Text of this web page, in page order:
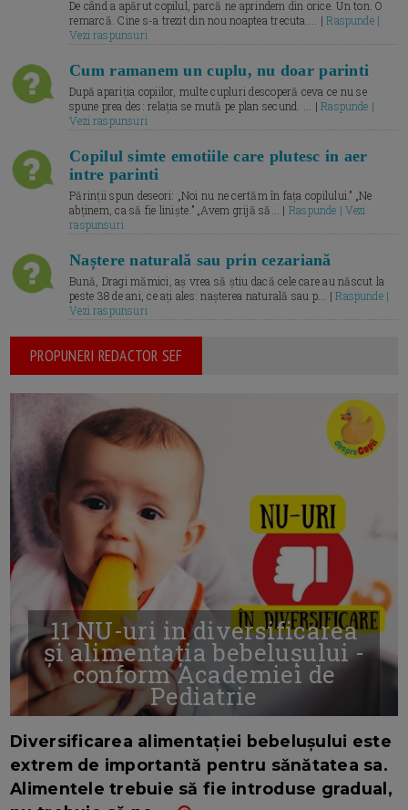
De când a apărut copilul, parcă ne aprindem din orice. Un ton. O
remarcă. Cine s-a trezit din nou noaptea trecuta.... |Raspunde |
Vezi raspunsuri
Cum ramanem un cuplu, nu doar parinti
După apariția copiilor, multe cupluri descoperă ceva ce nu se
spune prea des: relația se mută pe plan secund. ... |Raspunde |
Vezi raspunsuri
Copilul simte emotiile care plutesc in aer
intre parinti
Părinții spun deseori: „Noi nu ne certăm în fața copilului.” „Ne
abținem, ca să fie liniște.” „Avem grijă să... | Raspunde | Vezi
raspunsuri
Naștere naturală sau prin cezariană
Bună, Dragi mămici, aș vrea să știu dacă cele care au născut la
peste 38 de ani, ce ați ales: nașterea naturală sau p... |Raspunde |
Vezi raspunsuri
PROPUNERI REDACTOR SEF
11 NU-uri in diversificarea
și alimentația bebelușului -
conform Academiei de
Pediatrie
Diversificarea alimentației bebelușului este
extrem de importantă pentru sănătatea sa.
Alimentele trebuie să fie introduse gradual,